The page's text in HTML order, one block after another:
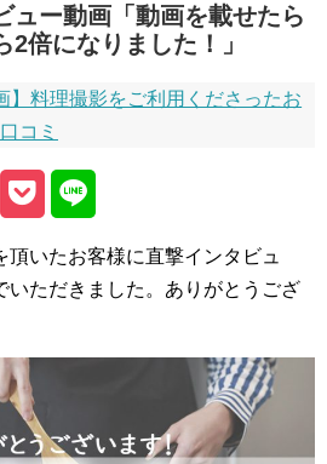
ュー動画「動画を載せたら
倍になりました！」
】料理撮影をご利用くださったお
コミ
いたお客様に直撃インタビュ
いただきました。ありがとうござ